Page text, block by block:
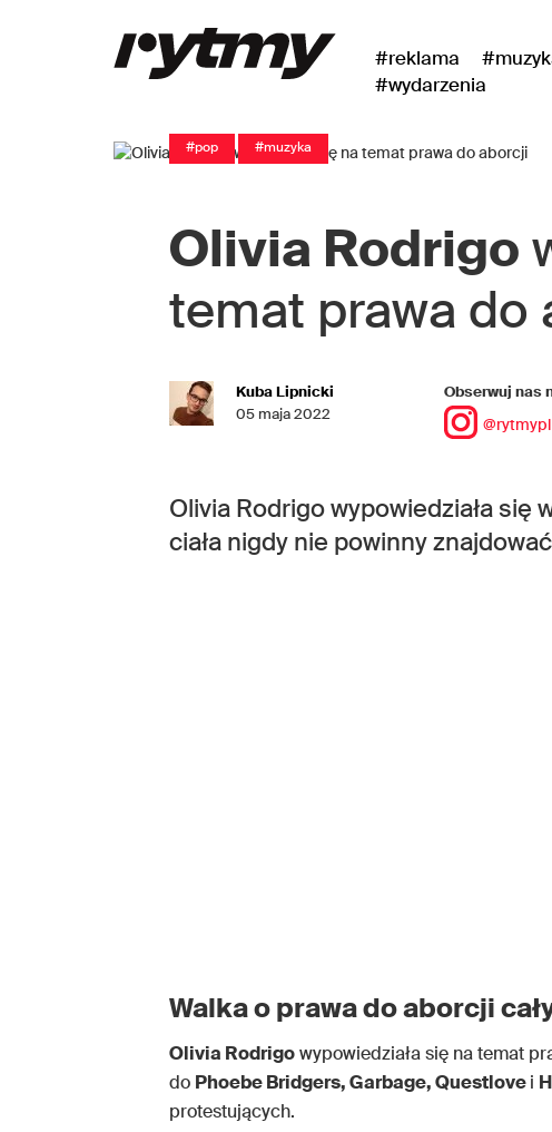
#reklama
#wydarzenia
#pop #muzyka
Olivia Rodrigo
temat prawa do
Kuba Lipnicki
05 maja 2022
Obserwuj nas
@rytmypl
Olivia Rodrigo wypowiedziała się
ciała nigdy nie powinny
Walka o prawa do aborcji
Olivia Rodrigowypowiedziała się na temat
do Phoebe Bridgers, Garbage, Questlovei
protestujących.